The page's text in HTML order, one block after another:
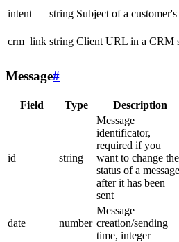
intent
string Subject of a customer's
crm_link string Client URL in a CRM
Message#
Field Type Description
id string
Message
identificator,
required if you
want to change the
status of a message
after it has been
sent
date number
Message
creation/sending
time, integer